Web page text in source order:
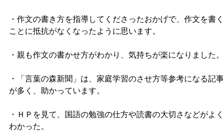
・作文の書き方を指導してくださったおかげで、作文を書
ことに抵抗がなくなったように思います。
・親も作文の書かせ方がわかり、気持ちが楽になりました
・「言葉の森新聞」は、家庭学習のさせ方等参考になる記
が多く、助かっています。
・ＨＰを見て、国語の勉強の仕方や読書の大切さなどがよ
わかった。